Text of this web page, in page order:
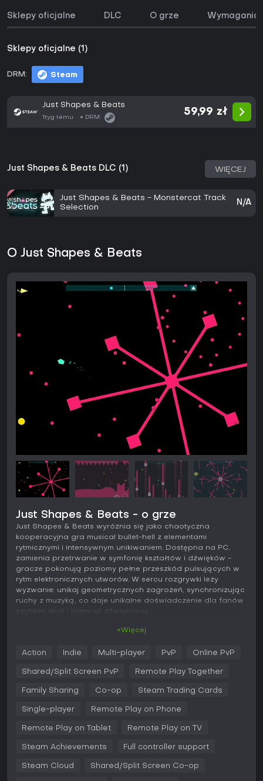
Sklepy oficjalne DLC O grze Wymagania
Sklepy oficjalne (1)
DRM: Steam
Just Shapes & Beats
1tyg temu DRM:
59,99 zł
Just Shapes & Beats DLC (1) WIĘCEJ
Just Shapes & Beats - Monstercat Track
Selection
N/A
O Just Shapes & Beats
Just Shapes & Beats - o grze
Just Shapes & Beats wyróżnia się jako chaotyczna
kooperacyjna gra musical bullet-hell z elementami
rytmicznymi i intensywnym unikiwaniem. Dostępna na PC,
zamienia przetrwanie w symfonię kształtów i dźwięków -
gracze pokonują poziomy pełne przeszkód pulsujących w
rytm elektronicznych utworów. W sercu rozgrywki leży
wyzwanie: unikaj geometrycznych zagrożeń, synchronizując
ruchy z muzyką, co daje unikalne doświadczenie dla fanów
szybkiej akcji i immersji dźwiękowej.
unikać różowych przeszkód i zagrożeń pojawiających się w
takt muzyki. Główny mechanizm opiera się na przetrwaniu:
kolegów w co-opie, i docieraj do końca poziomów, nie
swobodnie poruszać się w przestrzeni 2D, z umiejętnością
doświadczenie - do czterech graczy może działać razem,
wskrzeszając się nawzajem dzięki unoszącym się beatom,
które wypadają po trafieniu. Gra kładzie nacisk na timing i
precyzję, z przeszkodami takimi jak lasery, kolce czy
+Więcej
Action Indie Multi-player PvP Online PvP
Shared/Split Screen PvP Remote Play Together
Family Sharing Co-op Steam Trading Cards
Single-player Remote Play on Phone
Remote Play on Tablet Remote Play on TV
Steam Achievements Full controller support
Steam Cloud Shared/Split Screen Co-op